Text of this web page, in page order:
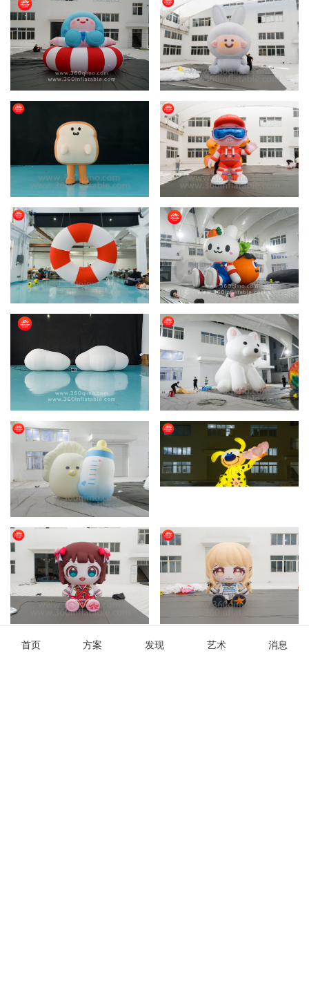
首页 方案 发现 艺术 消息